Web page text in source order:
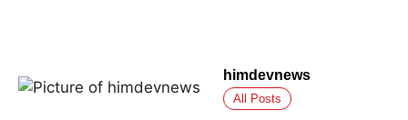
himdevnews
All Posts